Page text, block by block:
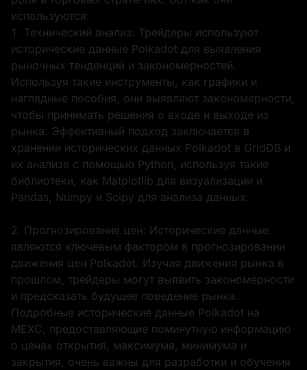
используются:
1. Технический анализ: Трейдеры используют
исторические данные Polkadot для выявления
рыночных тенденций и закономерностей.
Используя такие инструменты, как графики и
наглядные пособия, они выявляют закономерности,
чтобы принимать решения о входе и выходе из
рынка. Эффективный подход заключается в
хранении исторических данных Polkadot в GridDB и
их анализе с помощью Python, используя такие
библиотеки, как Matplotlib для визуализации и
Pandas, Numpy и Scipy для анализа данных.
2. Прогнозирование цен: Исторические данные
являются ключевым фактором в прогнозировании
движения цен Polkadot. Изучая движения рынка в
прошлом, трейдеры могут выявить закономерности
и предсказать будущее поведение рынка.
Подробные исторические данные Polkadot на
MEXC, предоставляющие поминутную информацию
о ценах открытия, максимума, минимума и
закрытия, очень важны для разработки и обучения